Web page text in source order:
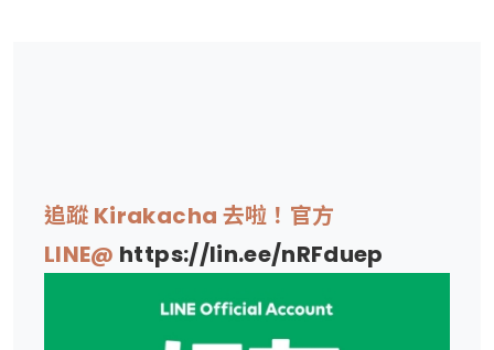
追蹤 Kirakacha 去啦！官方
LINE@ https://lin.ee/nRFduep